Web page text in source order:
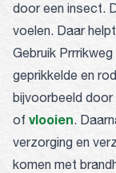
door een insect.
voelen. Daar
Gebruik
geprikkelde en
bijvoorbeeld door
of vlooien.
verzorging en
komen met